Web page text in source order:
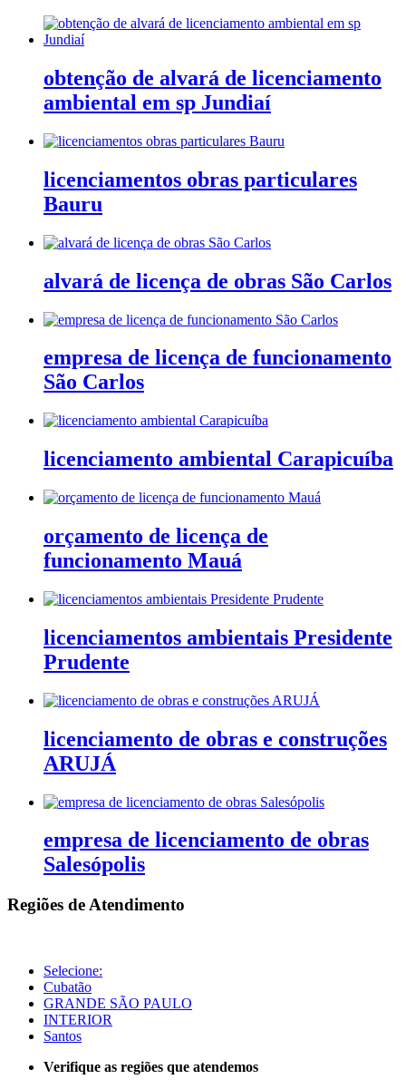
obtenção de alvará de licenciamento
ambiental em sp Jundiaí
licenciamentos obras particulares
Bauru
alvará de licença de obras São Carlos
empresa de licença de funcionamento
São Carlos
licenciamento ambiental Carapicuíba
orçamento de licença de
funcionamento Mauá
licenciamentos ambientais Presidente
Prudente
licenciamento de obras e construções
ARUJÁ
empresa de licenciamento de obras
Salesópolis
Regiões de Atendimento
Selecione:
Cubatão
GRANDE SÃO PAULO
INTERIOR
Santos
Verifique as regiões que atendemos